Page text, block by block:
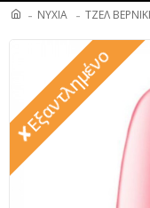
ΝΥΧΙΑ ΤΖΕΛ
✘Εξαντλημένο